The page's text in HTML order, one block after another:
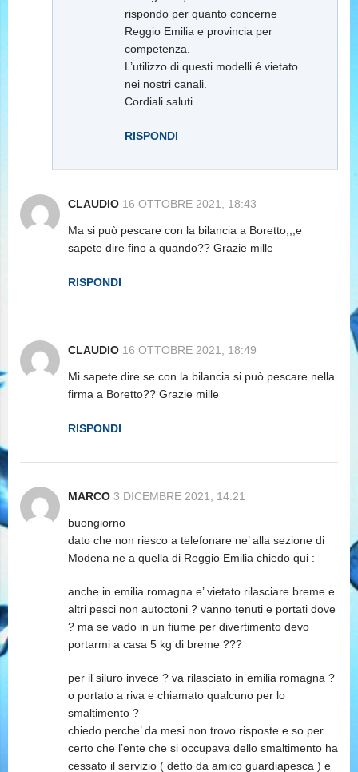
rispondo per quanto concerne
Reggio Emilia e provincia per
competenza.
L’utilizzo di questi modelli é vietato
nei nostri canali.
Cordiali saluti.
RISPONDI
CLAUDIO 16 OTTOBRE 2021, 18:43
Ma si può pescare con la bilancia a Boretto,,,e
sapete dire fino a quando?? Grazie mille
RISPONDI
CLAUDIO 16 OTTOBRE 2021, 18:49
Mi sapete dire se con la bilancia si può pescare nella
firma a Boretto?? Grazie mille
RISPONDI
MARCO 3 DICEMBRE 2021, 14:21
buongiorno
dato che non riesco a telefonare ne’ alla sezione di
Modena ne a quella di Reggio Emilia chiedo qui :
anche in emilia romagna e’ vietato rilasciare breme e
altri pesci non autoctoni ? vanno tenuti e portati dove
? ma se vado in un fiume per divertimento devo
portarmi a casa 5 kg di breme ???
per il siluro invece ? va rilasciato in emilia romagna ?
o portato a riva e chiamato qualcuno per lo
smaltimento ?
chiedo perche’ da mesi non trovo risposte e so per
certo che l’ente che si occupava dello smaltimento ha
cessato il servizio ( detto da amico guardiapesca ) e